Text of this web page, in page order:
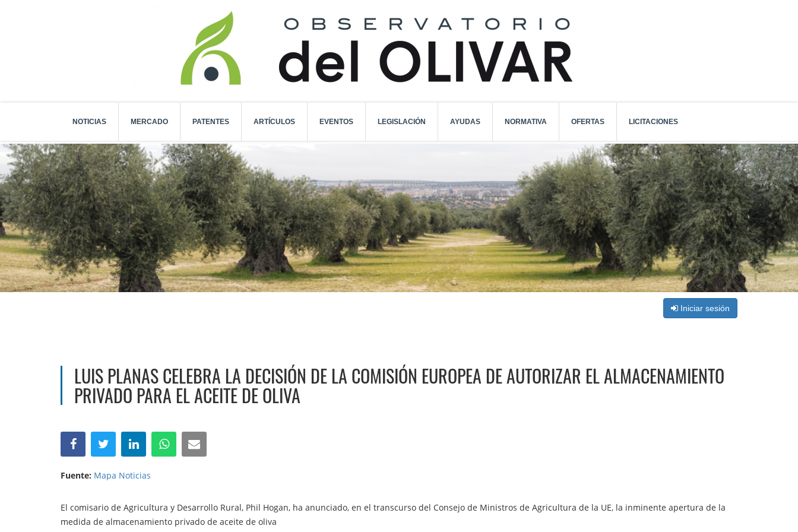
NOTICIAS MERCADO PATENTES ARTÍCULOS EVENTOS LEGISLACIÓN AYUDAS NORMATIVA OFERTAS LICITACIONES
Iniciar sesión
LUIS PLANAS CELEBRA LA DECISIÓN DE LA COMISIÓN EUROPEA DE AUTORIZAR EL ALMACENAMIENTO
PRIVADO PARA EL ACEITE DE OLIVA
Fuente: Mapa Noticias
El comisario de Agricultura y Desarrollo Rural, Phil Hogan, ha anunciado, en el transcurso del Consejo de Ministros de Agricultura de la UE, la inminente apertura de la
medida de almacenamiento privado de aceite de oliva